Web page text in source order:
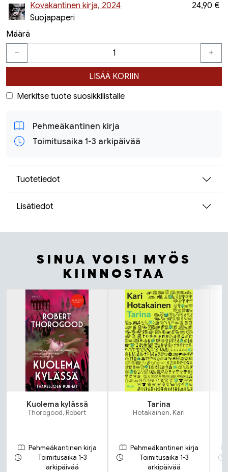
Kovakantinen kirja, 2024
Suojapaperi
24,90 €
Määrä
LISÄÄ KORIIN
Merkitse tuote suosikkilistalle
Pehmeäkantinen kirja
Toimitusaika 1-3 arkipäivää
Tuotetiedot
Lisätiedot
SINUA VOISI MYÖS
KIINNOSTAA
Tuoteluettelon alku
Kuolema kylässä
Thorogood, Robert
Pehmeäkantinen kirja
Toimitusaika 1-3
arkipäivää
Tarina
Hotakainen, Kari
Pehmeäkantinen kirja
Toimitusaika 1-3
arkipäivää